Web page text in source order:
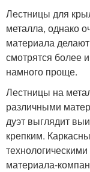
Лестницы для
металла, однако
материала
смотрятся более
намного проще.
Лестницы на
различными
дуэт выглядит
крепким.
материала-